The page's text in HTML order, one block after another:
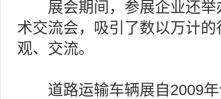
展会期间，参展企业还举
术交流会，吸引了数以万计
观、交流。
道路运输车辆展自2009年